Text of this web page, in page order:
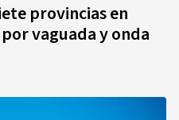
provincias en
vaguada y onda